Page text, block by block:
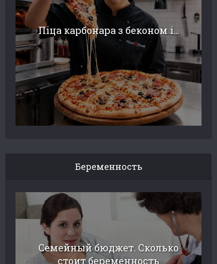
Піца карбонара з беконом і...
Беременность
Семейный бюджет. Сколько
стоит беременность